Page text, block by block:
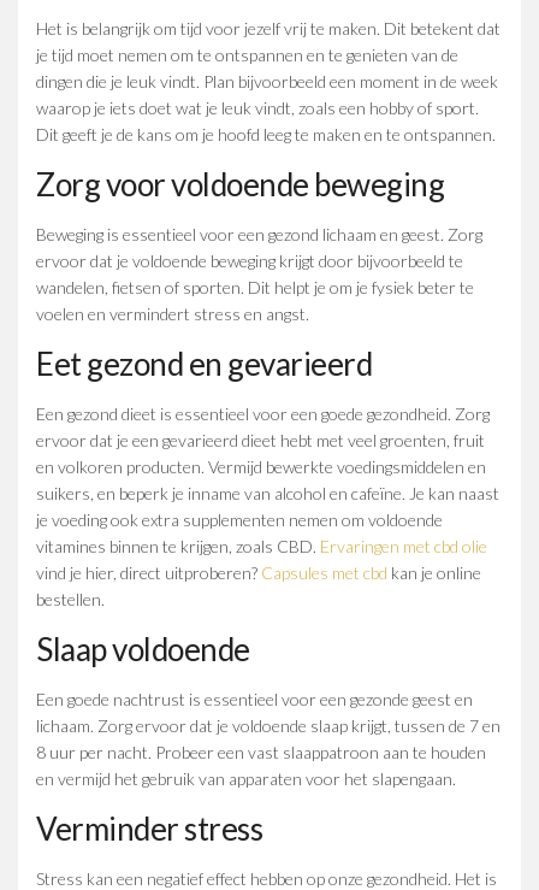
Het is belangrijk om tijd voor jezelf vrij te maken. Dit betekent dat
je tijd moet nemen om te ontspannen en te genieten van de
dingen die je leuk vindt. Plan bijvoorbeeld een moment in de week
waarop je iets doet wat je leuk vindt, zoals een hobby of sport.
Dit geeft je de kans om je hoofd leeg te maken en te ontspannen.
Zorg voor voldoende beweging
Beweging is essentieel voor een gezond lichaam en geest. Zorg
ervoor dat je voldoende beweging krijgt door bijvoorbeeld te
wandelen, fietsen of sporten. Dit helpt je om je fysiek beter te
voelen en vermindert stress en angst.
Eet gezond en gevarieerd
Een gezond dieet is essentieel voor een goede gezondheid. Zorg
ervoor dat je een gevarieerd dieet hebt met veel groenten, fruit
en volkoren producten. Vermijd bewerkte voedingsmiddelen en
suikers, en beperk je inname van alcohol en cafeïne. Je kan naast
je voeding ook extra supplementen nemen om voldoende
vitamines binnen te krijgen, zoals CBD. Ervaringen met cbd olie
vind je hier, direct uitproberen? Capsules met cbd kan je online
bestellen.
Slaap voldoende
Een goede nachtrust is essentieel voor een gezonde geest en
lichaam. Zorg ervoor dat je voldoende slaap krijgt, tussen de 7 en
8 uur per nacht. Probeer een vast slaappatroon aan te houden
en vermijd het gebruik van apparaten voor het slapengaan.
Verminder stress
Stress kan een negatief effect hebben op onze gezondheid. Het is